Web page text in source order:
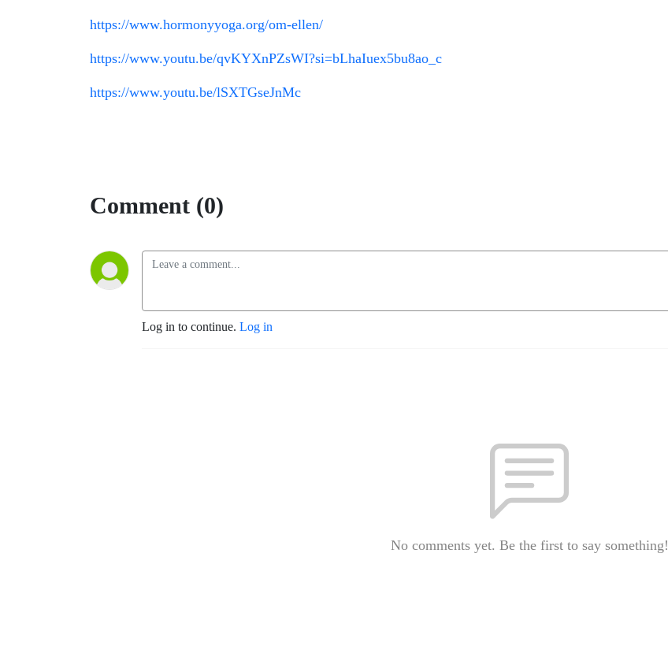
https://www.hormonyyoga.org/om-ellen/
https://www.youtu.be/qvKYXnPZsWI?si=bLhaIuex5bu8ao_c
https://www.youtu.be/lSXTGseJnMc
Comment (0)
Log in to continue. Log in
No comments yet. Be the first to say something!